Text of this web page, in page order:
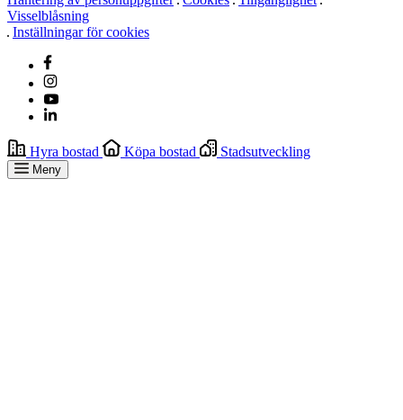
Visselblåsning
Inställningar för cookies
Hyra bostad Köpa bostad Stadsutveckling
Meny